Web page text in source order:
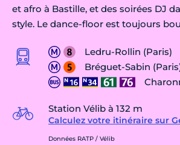
et afro à Bastille, et des soirées DJ
style. Le dance-floor est toujours
Ledru-Rollin (Paris)
Bréguet-Sabin
Station Vélib à 132 m
Calculez votre itinéraire sur
Données RATP / Vélib